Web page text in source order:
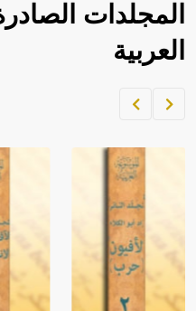
المجلدات
العربية